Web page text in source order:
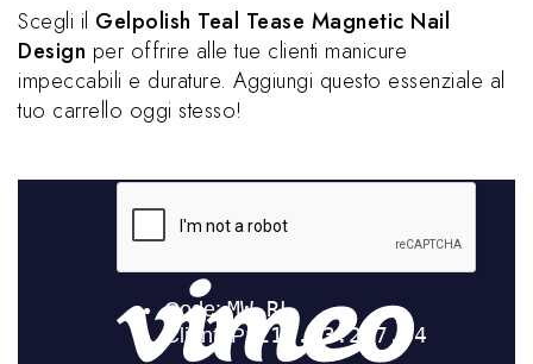
Scegli il Gelpolish Teal Tease Magnetic Nail
Design per offrire alle tue clienti manicure
impeccabili e durature. Aggiungi questo essenziale al
tuo carrello oggi stesso!